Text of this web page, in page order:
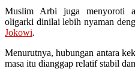
Muslim Arbi juga menyoroti
oligarki dinilai lebih nyaman
Jokowi.
Menurutnya, hubungan antara
masa itu dianggap relatif stabil